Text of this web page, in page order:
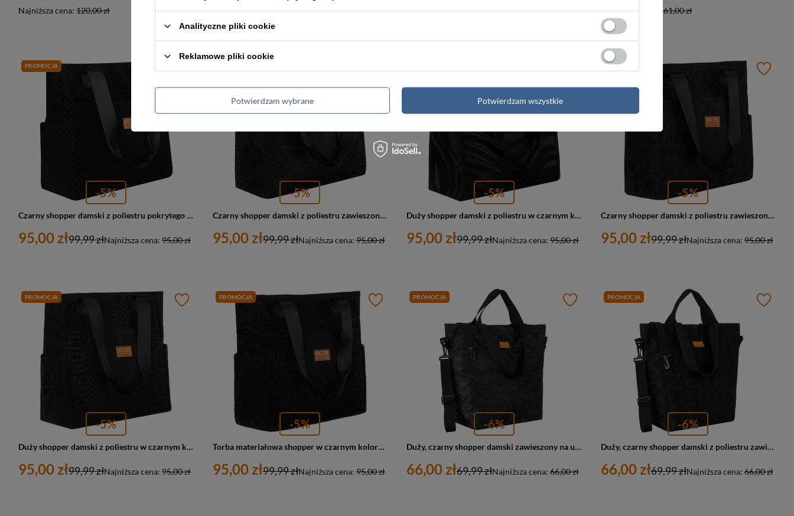
Najniższa cena: 120,00 zł 161,00 zł
PROMOCJA
-5%
Czarny shopper damski z poliestru pokrytego geometrycznym wzorem - Rovicky
95,00 zł Najniższa cena: 95,00 zł
99,99 zł
-5%
Czarny shopper damski z poliestru zawieszony na wygodnych uchwytach z zewnętrzną kieszonką na suwak - Rovicky
95,00 zł Najniższa cena:95,00 zł
99,99 zł
-5%
Duży shopper damski z poliestru w czarnym kolorze pokryty falistym wzorem - Rovicky
95,00 zł Najniższa cena: 95,00 zł
99,99 zł
PROMOCJA
-5%
Czarny shopper damski z poliestru zawieszony na wygodnych uchwytach - Rovicky
95,00 zł Najniższa cena:95,00 zł
99,99 zł
PROMOCJA
-5%
Duży shopper damski z poliestru w czarnym kolorze - Rovicky
95,00 zł Najniższa cena: 95,00 zł
99,99 zł
PROMOCJA
-5%
Torba materiałowa shopper w czarnym kolorze - Rovicky
95,00 zł Najniższa cena:95,00 zł
99,99 zł
PROMOCJA
-6%
Duży, czarny shopper damski zawieszony na uchwytach i regulowanym pasku - Rovicky
66,00 zł Najniższa cena: 66,00 zł
69,99 zł
PROMOCJA
-6%
Duży, czarny shopper damski z poliestru zawieszony na uchwytach i regulowanym pasku - Rovicky
66,00 zł Najniższa cena:66,00 zł
69,99 zł
Analityczne pliki cookie
Reklamowe pliki cookie
Potwierdzam wybrane Potwierdzam wszystkie